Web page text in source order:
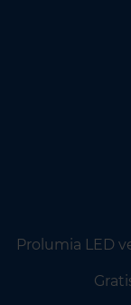
Prolumia LED